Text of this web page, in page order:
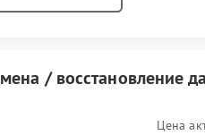
/ восстановление
Цена